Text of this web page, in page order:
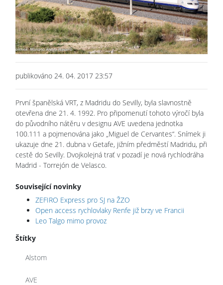
publikováno 24. 04. 2017 23:57
První španělská VRT, z Madridu do Sevilly, byla slavnostně
otevřena dne 21. 4. 1992. Pro připomenutí tohoto výročí byla
do původního nátěru v designu AVE uvedena jednotka
100.111 a pojmenována jako „Miguel de Cervantes“. Snímek ji
ukazuje dne 21. dubna v Getafe, jižním předměstí Madridu, při
cestě do Sevilly. Dvojkolejná trať v pozadí je nová rychlodráha
Madrid - Torrejón de Velasco.
Související novinky
ZEFIRO Express pro SJ na ŽZO
Open access rychlovlaky Renfe již brzy ve Francii
Leo Talgo mimo provoz
Štítky
Alstom
AVE